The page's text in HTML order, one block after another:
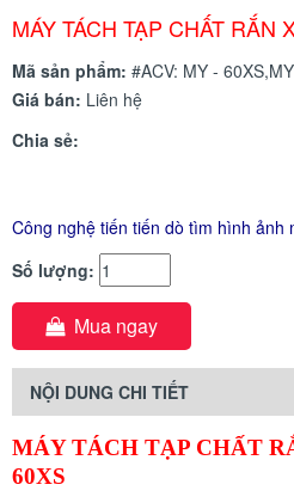
MÁY TÁCH TẠP CHẤT RẮN
Mã sản phẩm: #ACV: MY -
Giá bán: Liên hệ
Chia sẻ:
Công nghệ tiến tiến dò tìm hình ảnh
Số lượng:
Mua ngay
NỘI DUNG CHI TIẾT
MÁY TÁCH TẠP CHẤT
60XS